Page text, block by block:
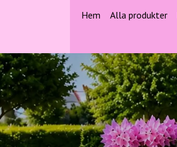
Hem Alla produkter